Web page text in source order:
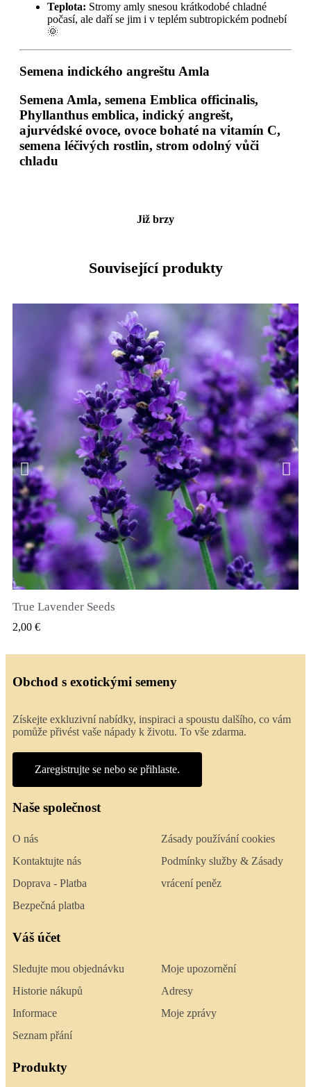
Teplota: Stromy amly snesou krátkodobé chladné
počasí, ale daří se jim i v teplém subtropickém podnebí
🌞
Semena indického angreštu Amla
Semena Amla, semena Emblica officinalis,
Phyllanthus emblica, indický angrešt,
ajurvédské ovoce, ovoce bohaté na vitamín C,
semena léčivých rostlin, strom odolný vůči
chladu
Již brzy
Související produkty
True Lavender Seeds
2,00 €
Obchod s exotickými semeny
Získejte exkluzivní nabídky, inspiraci a spoustu dalšího, co vám
pomůže přivést vaše nápady k životu. To vše zdarma.
Zaregistrujte se nebo se přihlaste.
Naše společnost
O nás
Kontaktujte nás
Doprava - Platba
Bezpečná platba
Zásady používání cookies
Podmínky služby & Zásady
vrácení peněz
Váš účet
Sledujte mou objednávku
Historie nákupů
Informace
Seznam přání
Moje upozornění
Adresy
Moje zprávy
Produkty